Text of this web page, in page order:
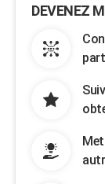
DEVENEZ